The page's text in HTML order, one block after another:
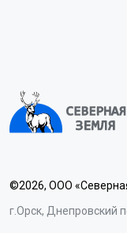
©2026, ООО
г.Орск, Днепровский